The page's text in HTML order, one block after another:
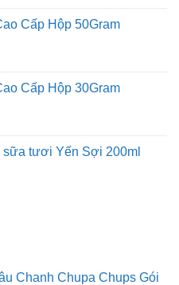
keo
Cấp Hộp 50Gram
Cấp Hộp 30Gram
tươi Yến Sợi 200ml
Chanh Chupa Chups Gói